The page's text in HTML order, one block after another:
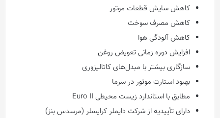
کاهش سایش قطعات موتور
کاهش مصرف سوخت
کاهش آلودگی هوا
افزایش دوره زمانی تعویض روغن
سازگاری بیشتر با مبدل‌های کاتالیزوری
بهبود استارت موتور در سرما
مطابق با استاندارد زیست محیطی Euro II
دارای تأییدیه از شرکت دایملر کرایسلر (مرسدس بنز)